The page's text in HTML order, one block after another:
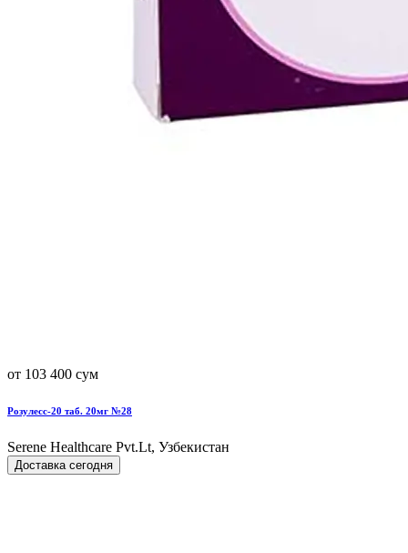
от 103 400 сум
Розулесс-20 таб. 20мг №28
Serene Healthcare Pvt.Lt, Узбекистан
Доставка сегодня